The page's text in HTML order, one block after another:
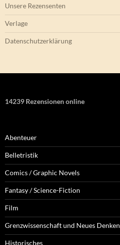
Unsere Rezensenten
Verlage
Datenschutzerklärung
14239 Rezensionen online
Abenteuer
Belletristik
Comics / Graphic Novels
Fantasy / Science-Fiction
Film
Grenzwissenschaft und Neues Denken
Historisches